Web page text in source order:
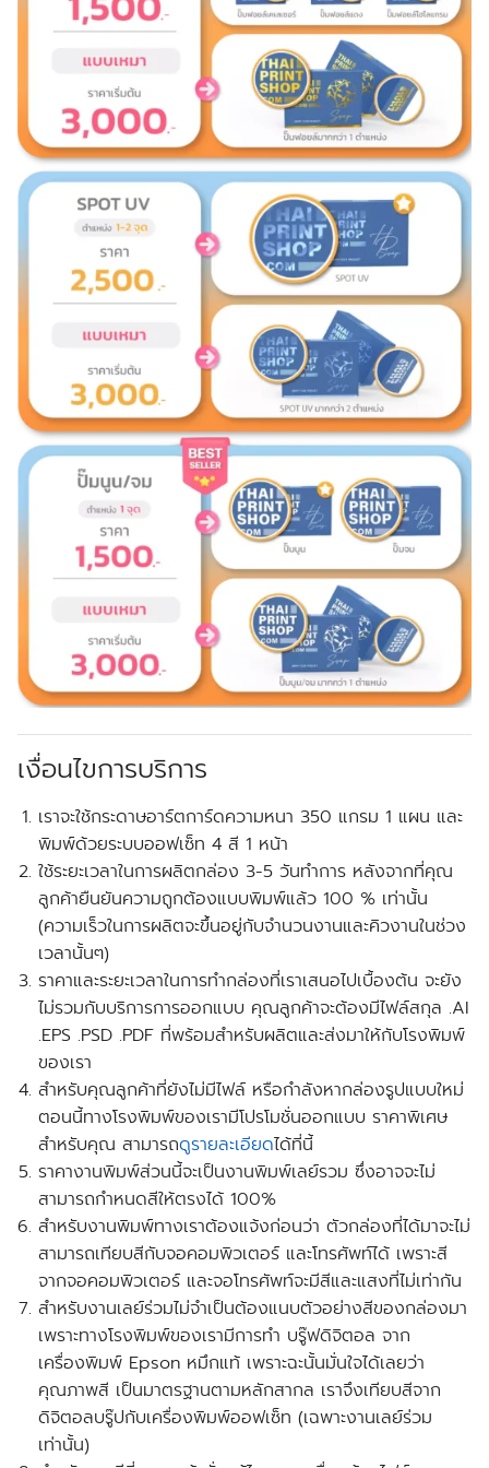
เงื่อนไขการบริการ
เราจะใช้กระดาษอาร์ตการ์ดความหนา 350 แกรม 1 แผน และ
พิมพ์ด้วยระบบออฟเซ็ท 4 สี 1 หน้า
ใช้ระยะเวลาในการผลิตกล่อง 3-5 วันทำการ หลังจากที่คุณ
ลูกค้ายืนยันความถูกต้องแบบพิมพ์แล้ว 100 % เท่านั้น
(ความเร็วในการผลิตจะขึ้นอยู่กับจำนวนงานและคิวงานในช่วง
เวลานั้นๆ)
ราคาและระยะเวลาในการทำกล่องที่เราเสนอไปเบื้องต้น จะยัง
ไม่รวมกับบริการการออกแบบ คุณลูกค้าจะต้องมีไฟล์สกุล .AI
.EPS .PSD .PDF ที่พร้อมสำหรับผลิตและส่งมาให้กับโรงพิมพ์
ของเรา
สำหรับคุณลูกค้าที่ยังไม่มีไฟล์ หรือกำลังหากล่องรูปแบบใหม่
ตอนนี้ทางโรงพิมพ์ของเรามีโปรโมชั่นออกแบบ ราคาพิเศษ
สำหรับคุณ สามารถดูรายละเอียดได้ที่นี้
ราคางานพิมพ์ส่วนนี้จะเป็นงานพิมพ์เลย์รวม ซึ่งอาจจะไม่
สามารถกำหนดสีให้ตรงได้ 100%
สำหรับงานพิมพ์ทางเราต้องแจ้งก่อนว่า ตัวกล่องที่ได้มาจะไม่
สามารถเทียบสีกับจอคอมพิวเตอร์ และโทรศัพท์ได้ เพราะสี
จากจอคอมพิวเตอร์ และจอโทรศัพท์จะมีสีและแสงที่ไม่เท่ากัน
สำหรับงานเลย์ร่วมไม่จำเป็นต้องแนบตัวอย่างสีของกล่องมา
เพราะทางโรงพิมพ์ของเรามีการทำ บรู๊ฟดิจิตอล จาก
เครื่องพิมพ์ Epson หมึกแท้ เพราะฉะนั้นมั่นใจได้เลยว่า
คุณภาพสี เป็นมาตรฐานตามหลักสากล เราจึงเทียบสีจาก
ดิจิตอลบรู๊ปกับเครื่องพิมพ์ออฟเซ็ท (เฉพาะงานเลย์ร่วม
เท่านั้น)